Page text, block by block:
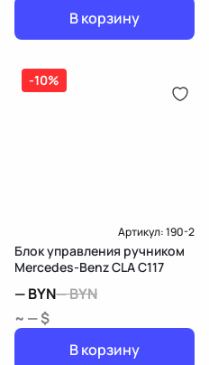
В корзину
-10%
Артикул:190-2
Блок управления ручником
Mercedes-Benz CLA C117
—BYN—BYN
~ — $
В корзину